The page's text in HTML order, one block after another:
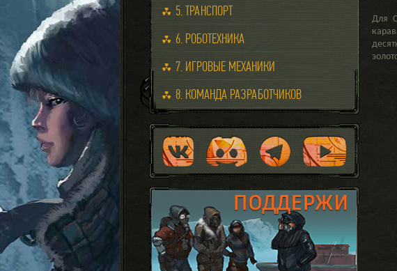
5. ТРАНСПОРТ
6. РОБОТЕХНИКА
7. ИГРОВЫЕ МЕХАНИКИ
8. КОМАНДА РАЗРАБОТЧИКОВ
Для